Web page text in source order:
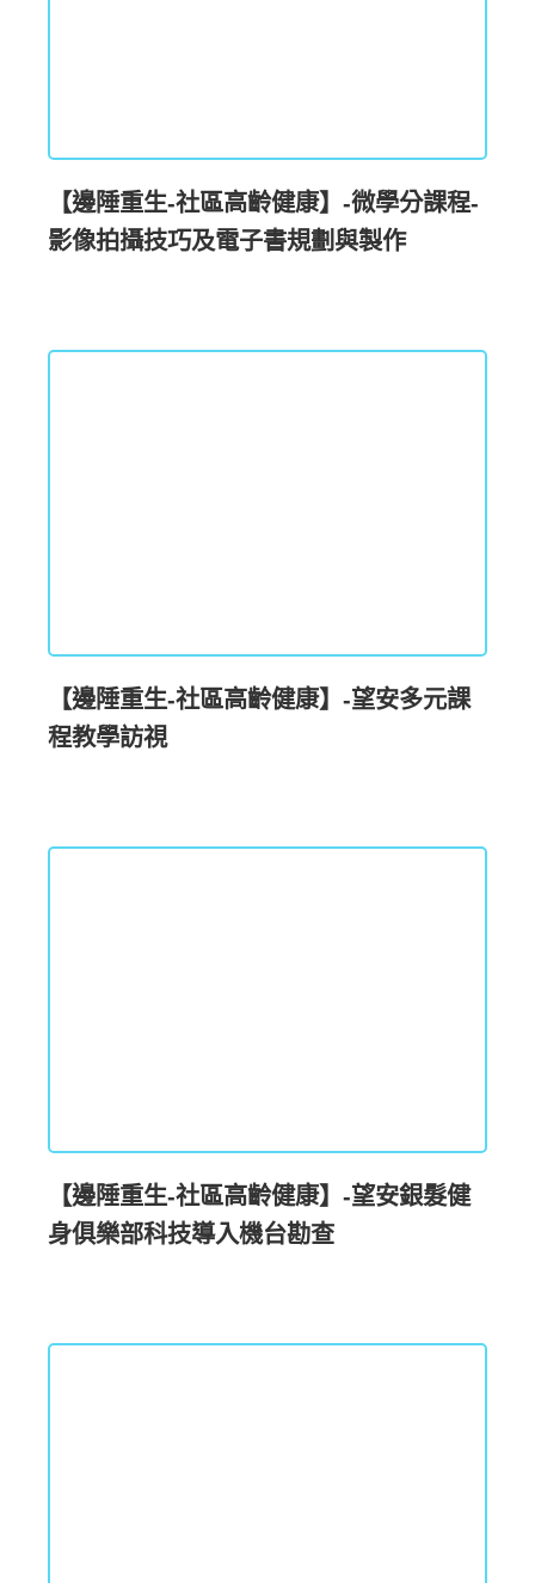
【邊陲重生-社區高齡健康】-微學分課程-
影像拍攝技巧及電子書規劃與製作
【邊陲重生-社區高齡健康】-望安多元課
程教學訪視
【邊陲重生-社區高齡健康】-望安銀髮健
身俱樂部科技導入機台勘查